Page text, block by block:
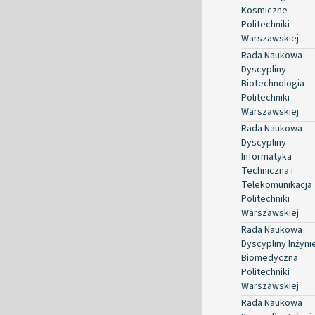
Kosmiczne
Politechniki
Warszawskiej
Rada Naukowa
Dyscypliny
Biotechnologia
Politechniki
Warszawskiej
Rada Naukowa
Dyscypliny
Informatyka
Techniczna i
Telekomunikacja
Politechniki
Warszawskiej
Rada Naukowa
Dyscypliny
Biomedyczna
Politechniki
Warszawskiej
Rada Naukowa